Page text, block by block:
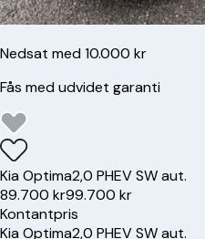
Nedsat med 10.000 kr
Fås med udvidet garanti
KiaOptima2,0 PHEV SW aut.
89.700 kr99.700 kr
Kontantpris
KiaOptima2,0 PHEV SW aut.